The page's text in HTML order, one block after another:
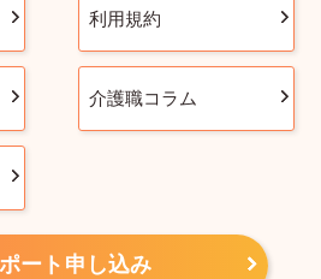
利用規約
介護職コラム
ート申し込み